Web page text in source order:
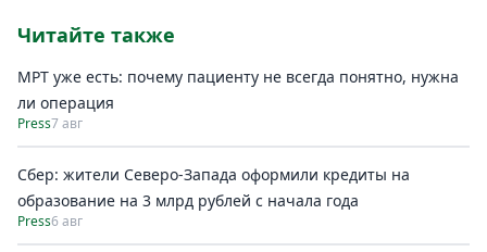
Читайте также
МРТ уже есть: почему пациенту не всегда понятно, нужна
ли операция
Press7 авг
Сбер: жители Северо-Запада оформили кредиты на
образование на 3 млрд рублей с начала года
Press6 авг